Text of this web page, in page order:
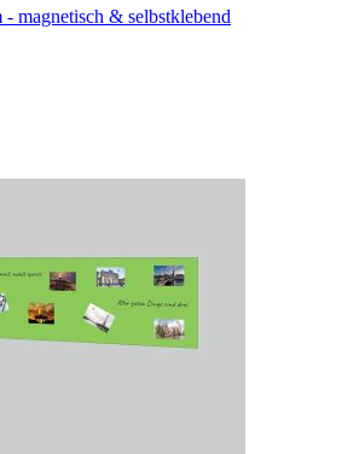
magnetisch & selbstklebend